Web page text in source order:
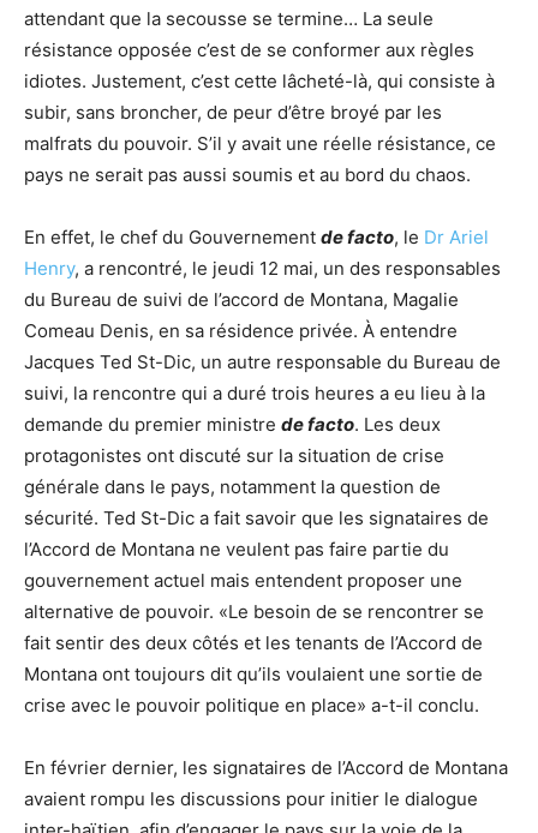
attendant que la secousse se termine… La seule
résistance opposée c’est de se conformer aux règles
idiotes. Justement, c’est cette lâcheté-là, qui consiste à
subir, sans broncher, de peur d’être broyé par les
malfrats du pouvoir. S’il y avait une réelle résistance, ce
pays ne serait pas aussi soumis et au bord du chaos.
En effet, le chef du Gouvernement de facto, le Dr Ariel
Henry, a rencontré, le jeudi 12 mai, un des responsables
du Bureau de suivi de l’accord de Montana, Magalie
Comeau Denis, en sa résidence privée. À entendre
Jacques Ted St-Dic, un autre responsable du Bureau de
suivi, la rencontre qui a duré trois heures a eu lieu à la
demande du premier ministre de facto. Les deux
protagonistes ont discuté sur la situation de crise
générale dans le pays, notamment la question de
sécurité. Ted St-Dic a fait savoir que les signataires de
l’Accord de Montana ne veulent pas faire partie du
gouvernement actuel mais entendent proposer une
alternative de pouvoir. «Le besoin de se rencontrer se
fait sentir des deux côtés et les tenants de l’Accord de
Montana ont toujours dit qu’ils voulaient une sortie de
crise avec le pouvoir politique en place» a-t-il conclu.
En février dernier, les signataires de l’Accord de Montana
avaient rompu les discussions pour initier le dialogue